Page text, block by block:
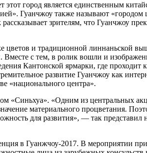
город является единственным
Гуанчжоу также называют «городом
зрителям, что Гуанчжоу
цветов и традиционной линнаньской
с тем, в ролик вошли и
Кантонской ярмарки, где проходит
развитие Гуанчжоу как
«национального центра».
«Синьхуа». «Одним из центральных
материального процветания.
для развития», — так представил
в Гуанжчоу-2017. В мероприятии